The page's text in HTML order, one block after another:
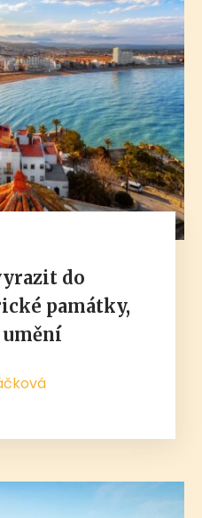
do
památky,